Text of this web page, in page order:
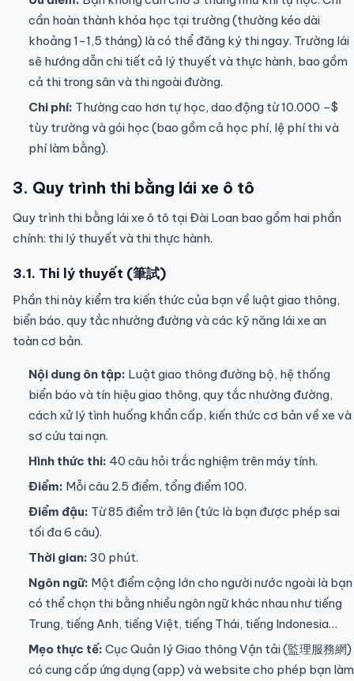
cần hoàn thành khóa học tại trường (thường kéo dài
khoảng 1-1,5 tháng) là có thể đăng ký thi ngay. Trường lái
sẽ hướng dẫn chi tiết cả lý thuyết và thực hành, bao gồm
cả thi trong sân và thi ngoài đường.
Chi phí: Thường cao hơn tự học, dao động từ 10.000 –$
tùy trường và gói học (bao gồm cả học phí, lệ phí thi và
phí làm bằng).
3. Quy trình thi bằng lái xe ô tô
Quy trình thi bằng lái xe ô tô tại Đài Loan bao gồm hai phần
chính: thi lý thuyết và thi thực hành.
3.1. Thi lý thuyết (筆試)
Phần thi này kiểm tra kiến thức của bạn về luật giao thông,
biển báo, quy tắc nhường đường và các kỹ năng lái xe an
toàn cơ bản.
Nội dung ôn tập: Luật giao thông đường bộ, hệ thống
biển báo và tín hiệu giao thông, quy tắc nhường đường,
cách xử lý tình huống khẩn cấp, kiến thức cơ bản về xe và
sơ cứu tai nạn.
Hình thức thi: 40 câu hỏi trắc nghiệm trên máy tính.
Điểm: Mỗi câu 2.5 điểm, tổng điểm 100.
Điểm đậu: Từ 85 điểm trở lên (tức là bạn được phép sai
tối đa 6 câu).
Thời gian: 30 phút.
Ngôn ngữ: Một điểm cộng lớn cho người nước ngoài là bạn
có thể chọn thi bằng nhiều ngôn ngữ khác nhau như tiếng
Trung, tiếng Anh, tiếng Việt, tiếng Thái, tiếng Indonesia…
Mẹo thực tế: Cục Quản lý Giao thông Vận tải (監理服務網)
có cung cấp ứng dụng (app) và website cho phép bạn làm